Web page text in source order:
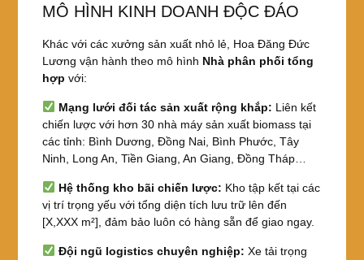
MÔ HÌNH KINH DOANH ĐỘC ĐÁO
Khác với các xưởng sản xuất nhỏ lẻ, Hoa Đăng Đức
Lương vận hành theo mô hình Nhà phân phối tổng
hợp với:
Mạng lưới đối tác sản xuất rộng khắp: Liên kết
chiến lược với hơn 30 nhà máy sản xuất biomass tại
các tỉnh: Bình Dương, Đồng Nai, Bình Phước, Tây
Ninh, Long An, Tiền Giang, An Giang, Đồng Tháp…
Hệ thống kho bãi chiến lược: Kho tập kết tại các
vị trí trọng yếu với tổng diện tích lưu trữ lên đến
[X,XXX m²], đảm bảo luôn có hàng sẵn để giao ngay.
Đội ngũ logistics chuyên nghiệp: Xe tải trọng